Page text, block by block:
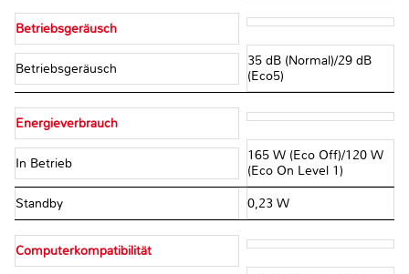
Betriebsgeräusch
Betriebsgeräusch
35 dB (Normal)/29 dB
(Eco5)
Energieverbrauch
In Betrieb
165 W (Eco Off)/120 W
(Eco On Level 1)
Standby 0,23 W
Computerkompatibilität